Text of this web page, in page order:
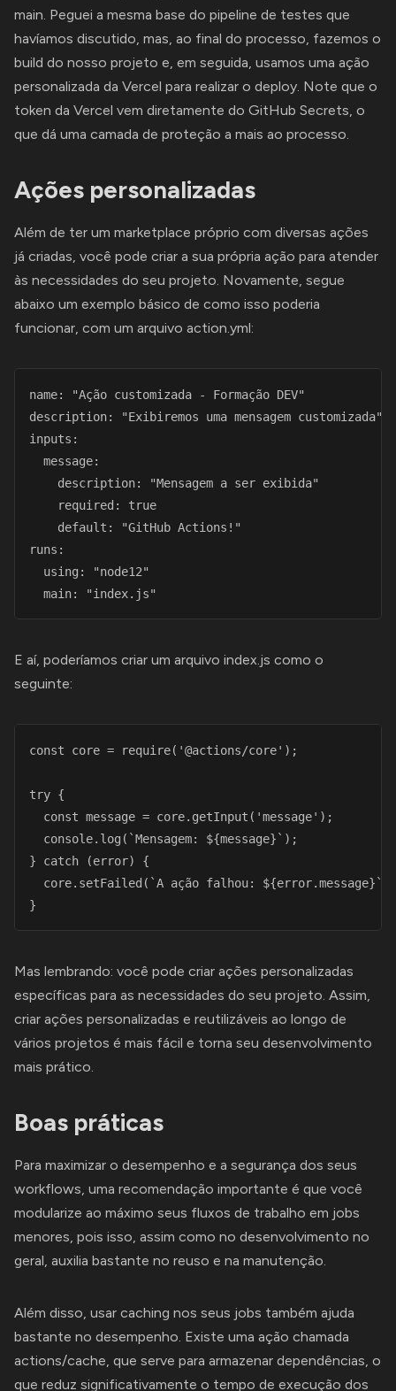
main. Peguei a mesma base do pipeline de testes que
havíamos discutido, mas, ao final do processo, fazemos o
build do nosso projeto e, em seguida, usamos uma ação
personalizada da Vercel para realizar o deploy. Note que o
token da Vercel vem diretamente do GitHub Secrets, o
que dá uma camada de proteção a mais ao processo.
Ações personalizadas
Além de ter um marketplace próprio com diversas ações
já criadas, você pode criar a sua própria ação para atender
às necessidades do seu projeto. Novamente, segue
abaixo um exemplo básico de como isso poderia
funcionar, com um arquivo action.yml:
name: "Ação customizada - Formação DEV"
description: "Exibiremos uma mensagem customizada"
inputs:
  message:
    description: "Mensagem a ser exibida"
    required: true
    default: "GitHub Actions!"
runs:
  using: "node12"
  main: "index.js"
E aí, poderíamos criar um arquivo index.js como o
seguinte:
const core = require('@actions/core');
try {
  const message = core.getInput('message');
  console.log(`Mensagem: ${message}`);
} catch (error) {
  core.setFailed(`A ação falhou: ${error.message}`);
}
Mas lembrando: você pode criar ações personalizadas
específicas para as necessidades do seu projeto. Assim,
criar ações personalizadas e reutilizáveis ao longo de
vários projetos é mais fácil e torna seu desenvolvimento
mais prático.
Boas práticas
Para maximizar o desempenho e a segurança dos seus
workflows, uma recomendação importante é que você
modularize ao máximo seus fluxos de trabalho em jobs
menores, pois isso, assim como no desenvolvimento no
geral, auxilia bastante no reuso e na manutenção.
Além disso, usar caching nos seus jobs também ajuda
bastante no desempenho. Existe uma ação chamada
actions/cache, que serve para armazenar dependências, o
que reduz significativamente o tempo de execução dos